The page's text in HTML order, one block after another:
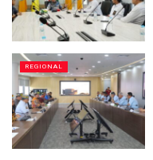
REGIONAL